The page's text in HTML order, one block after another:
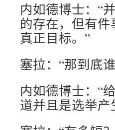
内如德博士：“
的存在，但有
真正目标。”
塞拉：“那到底
内如德博士：“
道并且是选举